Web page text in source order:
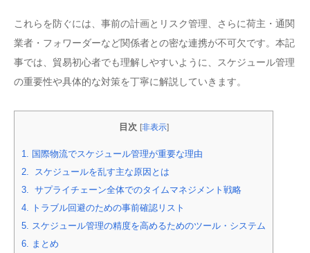
これらを防ぐには、事前の計画とリスク管理、さらに荷主・通関
業者・フォワーダーなど関係者との密な連携が不可欠です。本記
事では、貿易初心者でも理解しやすいように、スケジュール管理
の重要性や具体的な対策を丁寧に解説していきます。
目次 [非表示]
1.
国際物流でスケジュール管理が重要な理由
2.
スケジュールを乱す主な原因とは
3.
サプライチェーン全体でのタイムマネジメント戦略
4.
トラブル回避のための事前確認リスト
5.
スケジュール管理の精度を高めるためのツール・システム
6.
まとめ